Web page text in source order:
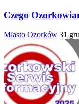
Czego
Miasto Ozorków 31